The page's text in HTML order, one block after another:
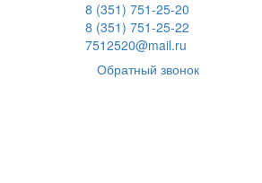
8 (351) 751-25-20
8 (351) 751-25-22
7512520@mail.ru
Обратный звонок